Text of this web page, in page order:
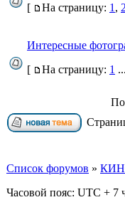
[
На страницу: 1 , 2
Интересные
[
На страницу: 1 ...
Список форумов »
Часовой пояс: UTC + 7